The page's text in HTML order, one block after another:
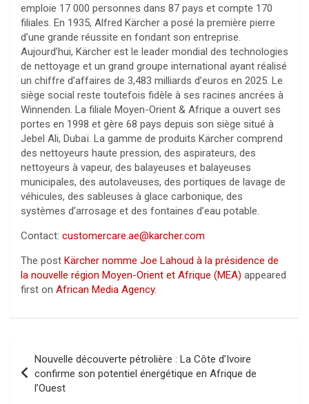
emploie 17 000 personnes dans 87 pays et compte 170
filiales. En 1935, Alfred Kärcher a posé la première pierre
d’une grande réussite en fondant son entreprise.
Aujourd’hui, Kärcher est le leader mondial des technologies
de nettoyage et un grand groupe international ayant réalisé
un chiffre d’affaires de 3,483 milliards d’euros en 2025. Le
siège social reste toutefois fidèle à ses racines ancrées à
Winnenden. La filiale Moyen-Orient & Afrique a ouvert ses
portes en 1998 et gère 68 pays depuis son siège situé à
Jebel Ali, Dubaï. La gamme de produits Kärcher comprend
des nettoyeurs haute pression, des aspirateurs, des
nettoyeurs à vapeur, des balayeuses et balayeuses
municipales, des autolaveuses, des portiques de lavage de
véhicules, des sableuses à glace carbonique, des
systèmes d’arrosage et des fontaines d’eau potable.
Contact: customercare.ae@karcher.com
The post Kärcher nomme Joe Lahoud à la présidence de
la nouvelle région Moyen-Orient et Afrique (MEA) appeared
first on African Media Agency.
de
l’article
Nouvelle découverte pétrolière : La Côte d’Ivoire
confirme son potentiel énergétique en Afrique de
l’Ouest